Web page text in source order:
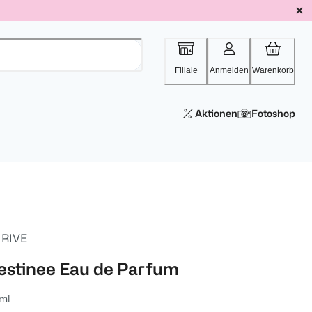
Filiale Anmelden Warenkorb
Aktionen Fotoshop
Eau de Parfum